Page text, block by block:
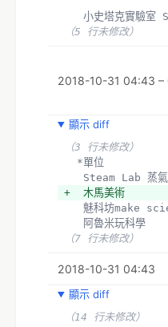
小史塔克實驗
（5 行未修改）
2018-10-31 04:43 –
顯示 diff
（3 行未修改）
  *單位
Steam Lab 蒸
+  木馬美術
魅科坊make
   阿魯米玩科學
（7 行未修改）
2018-10-31 04:43
顯示 diff
（14 行未修改）